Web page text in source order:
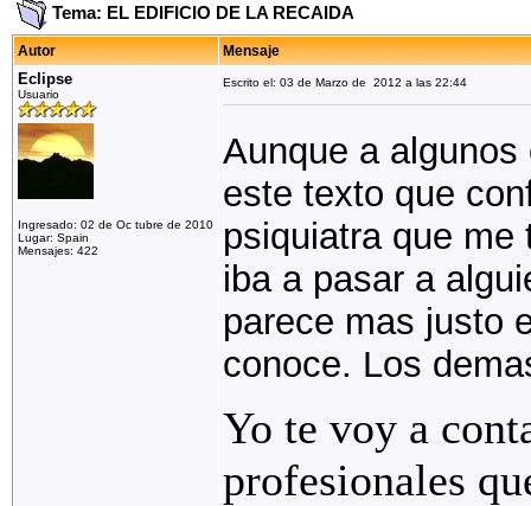
Tema: EL EDIFICIO DE LA RECAIDA
Autor Mensaje
Eclipse
Usuario
Ingresado: 02 de Oc tubre de 2010
Lugar: Spain
Mensajes: 422
Escrito el: 03 de Marzo de 2012 a las 22:44
Aunque a
este texto que
psiquiatra que
iba a pasar a
parece mas justo
conoce. Los
Yo te voy a
profesionales